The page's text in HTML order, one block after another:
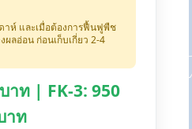
าห์ และเมื่อต้องการฟื้นฟูพืช
ผลอ่อน ก่อนเก็บเกี่ยว 2-4
าท | FK-3: 950
าท